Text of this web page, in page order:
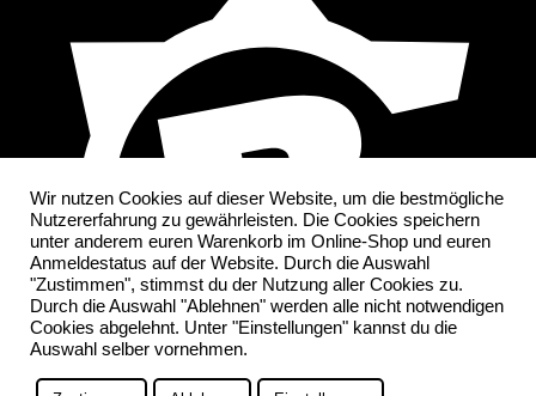
Wir nutzen Cookies auf dieser Website, um die bestmögliche
Nutzererfahrung zu gewährleisten. Die Cookies speichern
unter anderem euren Warenkorb im Online-Shop und euren
Anmeldestatus auf der Website. Durch die Auswahl
"Zustimmen", stimmst du der Nutzung aller Cookies zu.
Durch die Auswahl "Ablehnen" werden alle nicht notwendigen
Cookies abgelehnt. Unter "Einstellungen" kannst du die
Auswahl selber vornehmen.